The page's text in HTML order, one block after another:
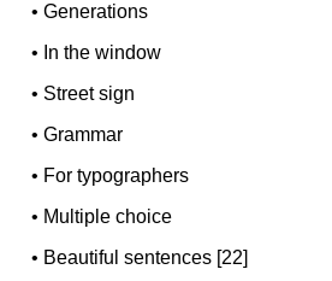
•Generations
• In the window
• Street sign
•Grammar
• For typographers
• Multiple choice
• Beautiful sentences [22]